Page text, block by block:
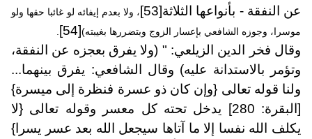
عن النفقة - بأنواعها الثلاثة[53]، ولا بعدم إيفائه لو غائبا حقها ولو
موسرا، وجوزه الشافعي بإعسار الزوج وبتضررها بغيبته)[54]
وقال فخر الدين الزيلعي: " (ولا يفرق بعجزه عن النفقة،
وتؤمر بالاستدانة عليه) وقال الشافعي: يفرق بينهما...
ولنا قوله تعالى {وإن كان ذو عسرة فنظرة إلى ميسرة}
[البقرة: 280] يدخل تحته كل معسر وقوله تعالى {لا
يكلف الله نفسا إلا ما آتاها سيجعل الله بعد عسر يسرا}